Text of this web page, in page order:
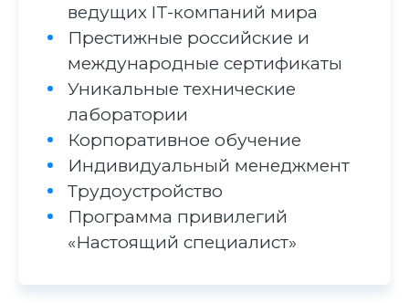
ведущих IT-компаний мира
Престижные российские и
международные сертификаты
Уникальные технические
лаборатории
Корпоративное обучение
Индивидуальный менеджмент
Трудоустройство
Программа привилегий
«Настоящий специалист»